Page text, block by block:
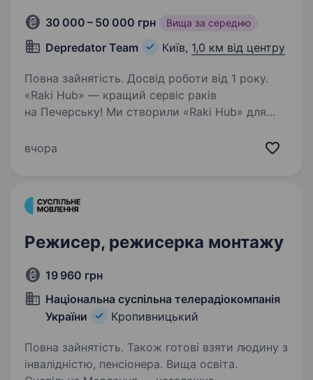
30 000 – 50 000 грн Вища за середню
Depredator Team Київ, 1,0 км від центру
Повна зайнятість. Досвід роботи від 1 року.
«Raki Hub» — кращий сервіс раків
на Печерську! Ми створили «Raki Hub» для
продукту та бездоганний сервіс. Готуємо
вчора
Режисер, режисерка монтажу
19 960 грн
Національна суспільна телерадіокомпанія
України
Кропивницький
Повна зайнятість. Також готові взяти людину з
інвалідністю, пенсіонера. Вища освіта.